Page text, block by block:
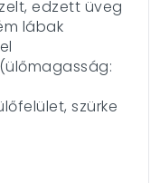
edzett üveg
lábak
szürke